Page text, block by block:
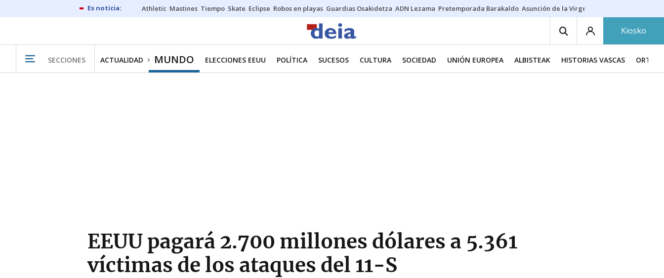
Athletic Mastines Tiempo Skate Eclipse Robos en playas Guardias Osakidetza ADN Lezama Pretemporada Barakaldo Asunción de la Virgen
Kiosko
SECCIONES ACTUALIDAD MUNDO ELECCIONES EEUU POLÍTICA SUCESOS CULTURA SOCIEDAD UNIÓN EUROPEA ALBISTEAK HISTORIAS VASCAS
EEUU pagará 2.700 millones dólares a 5.361
víctimas de los ataques del 11-S